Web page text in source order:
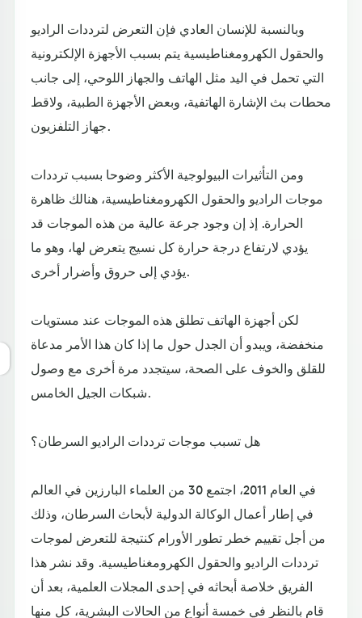
وبالنسبة للإنسان العادي فإن التعرض لترددات الراديو
والحقول الكهرومغناطيسية يتم بسبب الأجهزة الإلكترونية
التي تحمل في اليد مثل الهاتف والجهاز اللوحي، إلى جانب
محطات بث الإشارة الهاتفية، وبعض الأجهزة الطبية، ولاقط
جهاز التلفزيون.
ومن التأثيرات البيولوجية الأكثر وضوحا بسبب ترددات
موجات الراديو والحقول الكهرومغناطيسية، هنالك ظاهرة
الحرارة. إذ إن وجود جرعة عالية من هذه الموجات قد
يؤدي لارتفاع درجة حرارة كل نسيج يتعرض لها، وهو ما
يؤدي إلى حروق وأضرار أخرى.
لكن أجهزة الهاتف تطلق هذه الموجات عند مستويات
منخفضة، ويبدو أن الجدل حول ما إذا كان هذا الأمر مدعاة
للقلق والخوف على الصحة، سيتجدد مرة أخرى مع وصول
شبكات الجيل الخامس.
هل تسبب موجات ترددات الراديو السرطان؟
في العام 2011، اجتمع 30 من العلماء البارزين في العالم
في إطار أعمال الوكالة الدولية لأبحاث السرطان، وذلك
من أجل تقييم خطر تطور الأورام كنتيجة للتعرض لموجات
ترددات الراديو والحقول الكهرومغناطيسية. وقد نشر هذا
الفريق خلاصة أبحاثه في إحدى المجلات العلمية، بعد أن
قام بالنظر في خمسة أنواع من الحالات البشرية، كل منها